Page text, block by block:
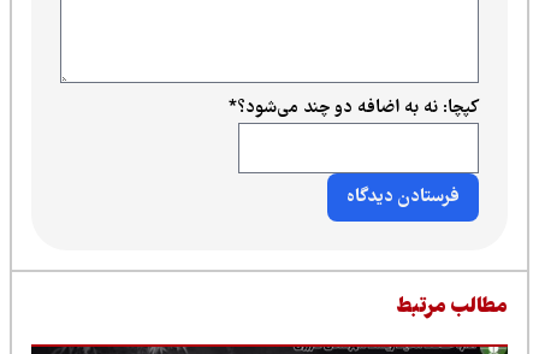
کپچا: نه به اضافه دو چند می‌شود؟*
مرتبط